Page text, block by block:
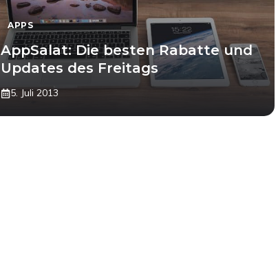
APPS
AppSalat: Die besten Rabatte und
Updates des Freitags
5. Juli 2013